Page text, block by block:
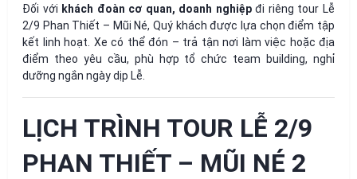
Đối với khách đoàn cơ quan, doanh nghiệpđi riêng tour Lễ
2/9 Phan Thiết – Mũi Né, Quý khách được lựa chọn điểm tập
kết linh hoạt. Xe có thể đón – trả tận nơi làm việc hoặc địa
điểm theo yêu cầu, phù hợp tổ chức team building, nghỉ
dưỡng ngắn ngày dịp Lễ.
LỊCH TRÌNH TOUR LỄ 2/9
PHAN THIẾT – MŨI NÉ 2